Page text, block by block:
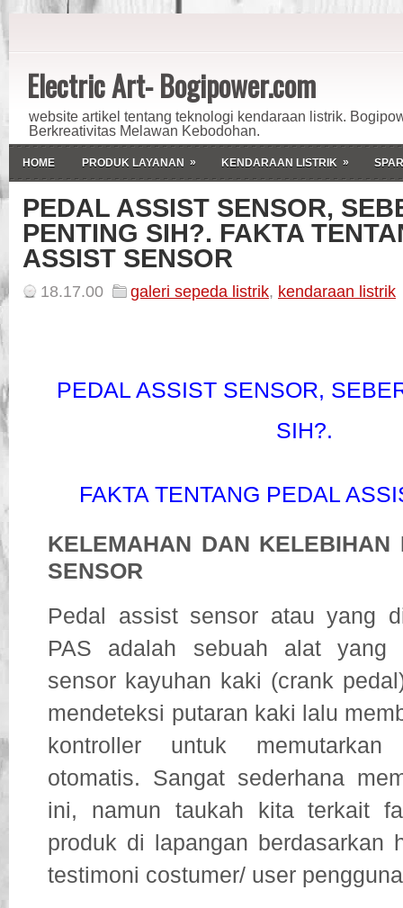
Electric Art- Bogipower.com
website artikel tentang teknologi kendaraan listrik.
Berkreativitas Melawan Kebodohan.
HOME PRODUK LAYANAN » KENDARAAN LISTRIK »
PEDAL ASSIST SENSOR,
PENTING SIH?. FAKTA
ASSIST SENSOR
18.17.00 galeri sepeda listrik, kendaraan listrik
PEDAL ASSIST SENSOR,
SIH?.
FAKTA TENTANG PEDAL
KELEMAHAN DAN KELEBIHAN
SENSOR
Pedal assist sensor atau yang
PAS adalah sebuah alat yang
sensor kayuhan kaki (crank
mendeteksi putaran kaki lalu
kontroller untuk
otomatis. Sangat sederhana
ini, namun taukah kita terkait
produk di lapangan berdasarkan
testimoni costumer/ user